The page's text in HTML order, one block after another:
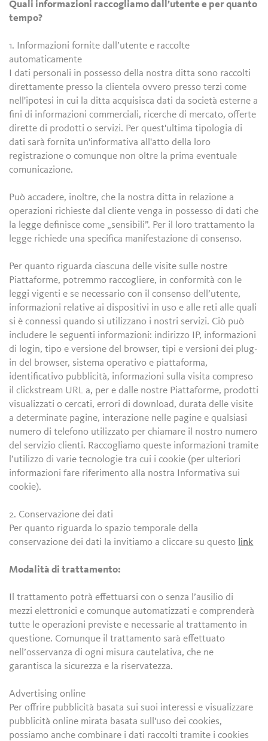
Quali informazioni raccogliamo dall’utente e per quanto
tempo?
1. Informazioni fornite dall’utente e raccolte
automaticamente
I dati personali in possesso della nostra ditta sono raccolti
direttamente presso la clientela ovvero presso terzi come
nell'ipotesi in cui la ditta acquisisca dati da società esterne a
fini di informazioni commerciali, ricerche di mercato, offerte
dirette di prodotti o servizi. Per quest'ultima tipologia di
dati sarà fornita un'informativa all'atto della loro
registrazione o comunque non oltre la prima eventuale
comunicazione.
Può accadere, inoltre, che la nostra ditta in relazione a
operazioni richieste dal cliente venga in possesso di dati che
la legge definisce come „sensibili”. Per il loro trattamento la
legge richiede una specifica manifestazione di consenso.
Per quanto riguarda ciascuna delle visite sulle nostre
Piattaforme, potremmo raccogliere, in conformità con le
leggi vigenti e se necessario con il consenso dell’utente,
informazioni relative ai dispositivi in uso e alle reti alle quali
si è connessi quando si utilizzano i nostri servizi. Ciò può
includere le seguenti informazioni: indirizzo IP, informazioni
di login, tipo e versione del browser, tipi e versioni dei plug-
in del browser, sistema operativo e piattaforma,
identificativo pubblicità, informazioni sulla visita compreso
il clickstream URL a, per e dalle nostre Piattaforme, prodotti
visualizzati o cercati, errori di download, durata delle visite
a determinate pagine, interazione nelle pagine e qualsiasi
numero di telefono utilizzato per chiamare il nostro numero
del servizio clienti. Raccogliamo queste informazioni tramite
l’utilizzo di varie tecnologie tra cui i cookie (per ulteriori
informazioni fare riferimento alla nostra Informativa sui
cookie).
2. Conservazione dei dati
Per quanto riguarda lo spazio temporale della
conservazione dei dati la invitiamo a cliccare su questo link
Modalità di trattamento:
Il trattamento potrà effettuarsi con o senza l’ausilio di
mezzi elettronici e comunque automatizzati e comprenderà
tutte le operazioni previste e necessarie al trattamento in
questione. Comunque il trattamento sarà effettuato
nell’osservanza di ogni misura cautelativa, che ne
garantisca la sicurezza e la riservatezza.
Advertising online
Per offrire pubblicità basata sui suoi interessi e visualizzare
pubblicità online mirata basata sull'uso dei cookies,
possiamo anche combinare i dati raccolti tramite i cookies